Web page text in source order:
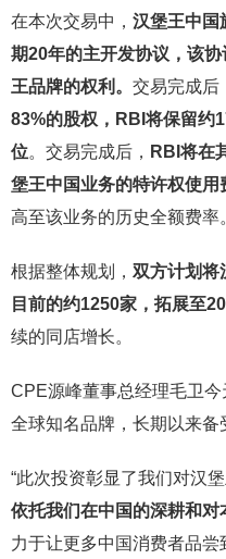
在本次交易中， 汉堡王中国
期20年的主开发协议，该
王品牌的权利。 交易完成后
83%的股权，RBI将保留约
位。交易完成后， RBI将在
堡王中国业务的特许权使用
高至该业务的历史全额费率
根据整体规划， 双方计划将
目前的约1250家，拓展至
续的同店增长。
CPE源峰董事总经理毛卫
全球知名品牌，长期以来备
“此次投资彰显了我们对汉
依托我们在中国的深耕和
力于让更多中国消费者品